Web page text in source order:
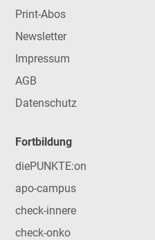
Print-Abos
Newsletter
Impressum
AGB
Datenschutz
Fortbildung
diePUNKTE:on
apo-campus
check-innere
check-onko